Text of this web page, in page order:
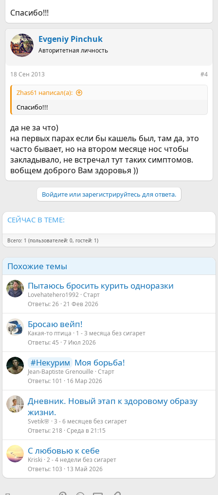
Спасибо!!!
Evgeniy Pinchuk
Авторитетная личность
18 Сен 2013 #4
Zhas61 написал(а):
Спасибо!!!
да не за что)
на первых парах если бы кашель был, там да, это
часто бывает, но на втором месяце нос чтобы
закладывало, не встречал тут таких симптомов.
вобщем доброго Вам здоровья ))
Войдите или зарегистрируйтесь для ответа.
СЕЙЧАС В ТЕМЕ:
Всего: 1 (пользователей: 0, гостей: 1)
Похожие темы
Пытаюсь бросить курить одноразки
Lovehatehero1992 Старт
Ответы 26 21 Фев 2026
Бросаю вейп!
Какая-то птица
1 - 3 месяца без сигарет
Ответы 45 7 Июл 2026
#Некурим Моя борьба!
Jean-Baptiste Grenouille Старт
Ответы 101 16 Мар 2026
Дневник. Новый этап к здоровому образу
жизни.
Svetik🌸 3 - 6 месяцев без сигарет
Ответы 218 Среда в 21:15
С любовью к себе
Kriski 2 - 4 недели без сигарет
Ответы 103 13 Май 2026